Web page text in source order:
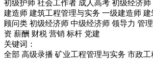
初级护师 社会工作者 成人高考 初级经济师
建造师 建筑工程管理与实务 一级建造师 建
顾问类 初级经济师 中级经济师 领导力 管理
资 薪酬 财税 营销 标杆 党建
关键词：
全部 高级录播 矿业工程管理与实务 市政工